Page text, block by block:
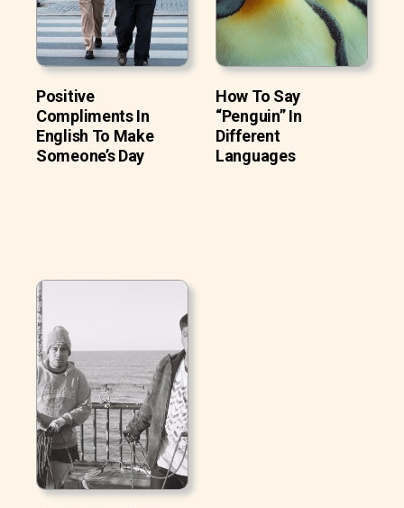
Positive
Compliments In
English To Make
Someone’s Day
How To Say
“Penguin” In
Different
Languages